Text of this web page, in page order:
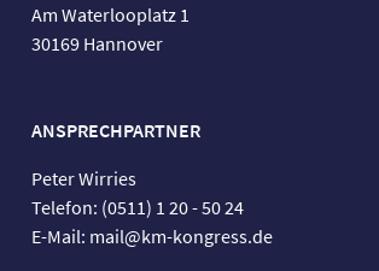
Am Waterlooplatz 1
30169 Hannover
ANSPRECHPARTNER
Peter Wirries
Telefon: (0511) 1 20 - 50 24
E-Mail: mail@km-kongress.de